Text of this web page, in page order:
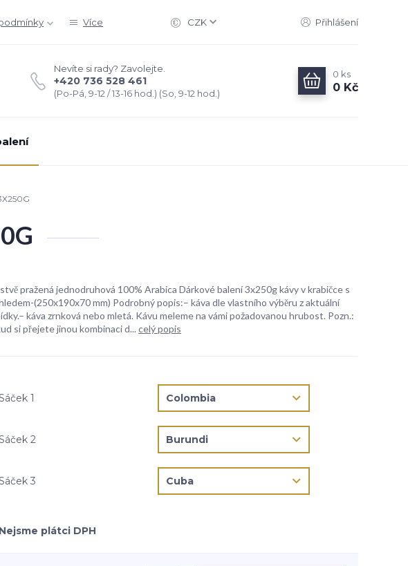
Více CZK Přihlášení
Nevíte si rady? Zavolejte.
+420 736 528 461
(Po-Pá, 9-12 / 13-16 hod.) (So, 9-12 hod.)
0 ks
0 Kč
pražená jednodruhová 100% Arabica Dárkové balení 3x250g kávy v krabičce s
(250x190x70 mm) Podrobný popis:– káva dle vlastního výběru z aktuální
káva zrnková nebo mletá. Kávu meleme na vámi požadovanou hrubost. Pozn.:
si přejete jinou kombinaci d... celý popis
1
2
3
Nejsme plátci DPH